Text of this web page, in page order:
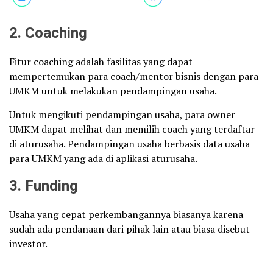
2. Coaching
Fitur coaching adalah fasilitas yang dapat
mempertemukan para coach/mentor bisnis dengan para
UMKM untuk melakukan pendampingan usaha.
Untuk mengikuti pendampingan usaha, para owner
UMKM dapat melihat dan memilih coach yang terdaftar
di aturusaha. Pendampingan usaha berbasis data usaha
para UMKM yang ada di aplikasi aturusaha.
3. Funding
Usaha yang cepat perkembangannya biasanya karena
sudah ada pendanaan dari pihak lain atau biasa disebut
investor.